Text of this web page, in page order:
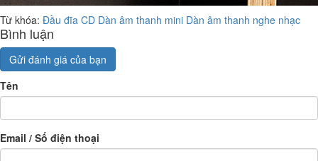
Từ khóa: Đầu đĩa CD Dàn âm thanh mini Dàn âm thanh nghe nhạc
Bình luận
Gửi đánh giá của bạn
Tên
Email / Số điện thoại